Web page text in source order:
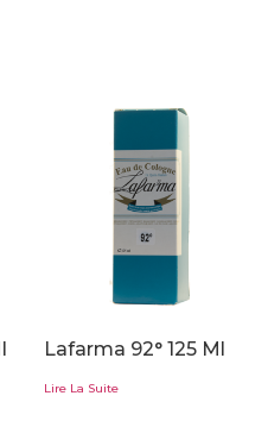
Lafarma 92° 125 Ml
Lire La Suite